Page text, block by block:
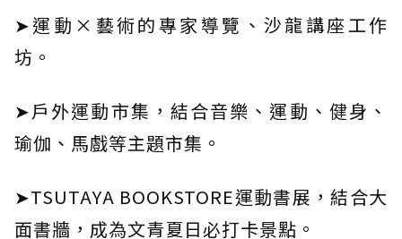
➤運動×藝術的專家導覽、沙龍講座工作
坊。
➤戶外運動市集，結合音樂、運動、健身、
瑜伽、馬戲等主題市集。
➤TSUTAYA BOOKSTORE運動書展，結合大
面書牆，成為文青夏日必打卡景點。